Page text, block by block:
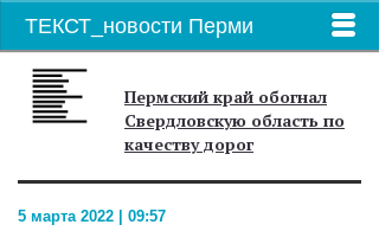
ТЕКСТ_новости Перми
Пермский край обогнал
Свердловскую область по
качеству дорог
5 марта 2022 | 09:57